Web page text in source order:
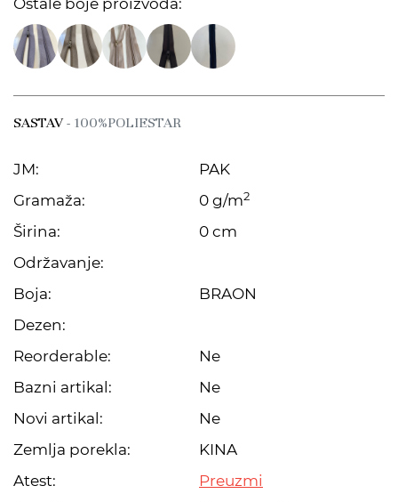
Ostale boje proizvoda:
SASTAV- 100%POLIESTAR
JM:
PAK
Gramaža:
0 g/m2
Širina:
0 cm
Održavanje:
Boja:
BRAON
Dezen:
Reorderable:
Ne
Bazni artikal:
Ne
Novi artikal:
Ne
Zemlja porekla:
KINA
Atest:
Preuzmi